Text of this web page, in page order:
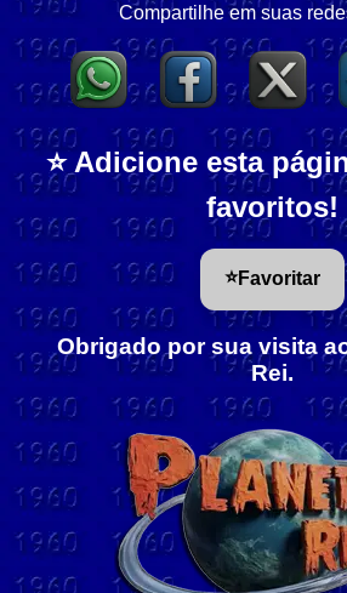
Compartilhe em suas
⭐ Adicione esta
favoritos!
⭐Favoritar
Obrigado por sua visita
Rei.